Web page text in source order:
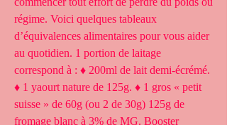
régime. Voici quelques tableaux
d’équivalences alimentaires pour vous aider
au quotidien. 1 portion de laitage
correspond à : ♦ 200ml de lait demi-écrémé.
♦ 1 yaourt nature de 125g. ♦ 1 gros « petit
suisse » de 60g (ou 2 de 30g) 125g de
fromage blanc à 3% de MG. Booster